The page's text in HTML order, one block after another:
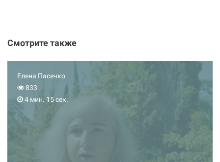
Смотрите также
Елена Пасечко
833
4 мин. 15 сек.